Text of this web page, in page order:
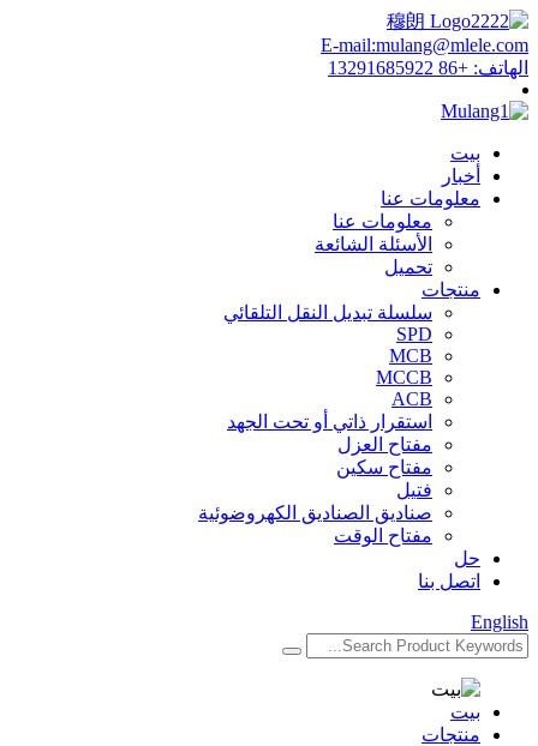
E-mail:mulang@mlele.com
الهاتف: +86 13291685922
بيت
أخبار
معلومات عنا
معلومات عنا
الأسئلة الشائعة
تحميل
منتجات
سلسلة تبديل النقل التلقائي
SPD
MCB
MCCB
ACB
استقرار ذاتي أو تحت الجهد
مفتاح العزل
مفتاح سكين
فتيل
صناديق الصناديق الكهروضوئية
مفتاح الوقت
حل
اتصل بنا
English
بيت
منتجات